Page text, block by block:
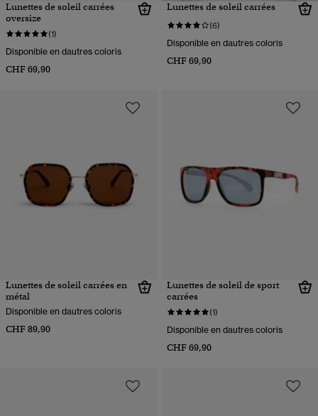
Lunettes de soleil carrées
oversize
(1)
Disponible en dautres coloris
CHF 69,90
Lunettes de soleil carrées
(6)
Disponible en dautres coloris
CHF 69,90
Lunettes de soleil carrées en
métal
Disponible en dautres coloris
CHF 89,90
Lunettes de soleil de sport
carrées
(1)
Disponible en dautres coloris
CHF 69,90